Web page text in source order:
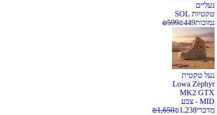
נעליים
טקטיות SOL
נמוכות
₪449
₪599
נעל טקטית
Lowa Zephyr
MK2 GTX
MID - צבע
מדברי
₪1,238
₪1,650